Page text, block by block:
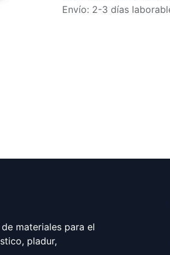
Envío: 2-3 días
materiales para el
pladur,